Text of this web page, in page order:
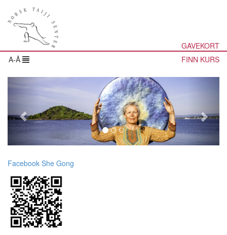
GAVEKORT
A-Å
FINN KURS
Facebook She Gong